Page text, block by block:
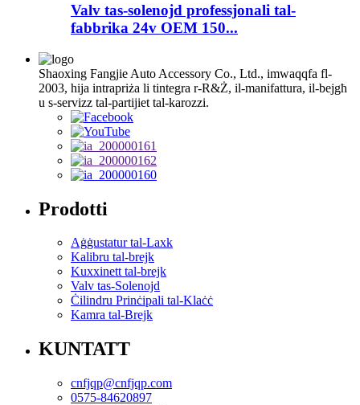
Valv tas-solenojd professjonali tal-
fabbrika 24v OEM 150...
Shaoxing Fangjie Auto Accessory Co., Ltd., imwaqqfa fl-
2003, hija intrapriża li tintegra r-R&Ż, il-manifattura, il-bejgħ
u s-servizz tal-partijiet tal-karozzi.
Prodotti
Aġġustatur tal-Laxk
Kalibru tal-brejk
Kuxxinett tal-brejk
Valv tas-Solenojd
Ċilindru Prinċipali tal-Klaċċ
Kamra tal-Brejk
KUNTATT
cnfjqp@cnfjqp.com
0575-84620897